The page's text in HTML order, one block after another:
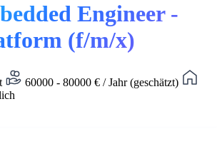
Engineer -
(f/m/x)
60000 - 80000 € / Jahr (geschätzt)